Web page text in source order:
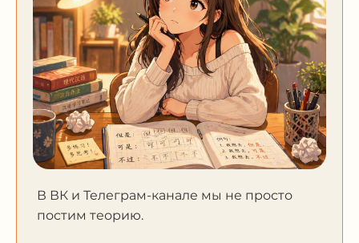
В ВК и Телеграм-канале мы не просто
постим теорию.